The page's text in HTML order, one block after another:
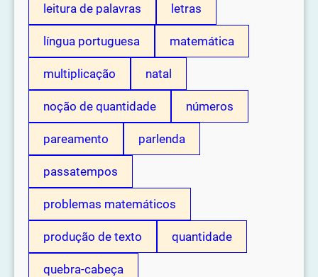
leitura de palavras letras
língua portuguesa matemática
multiplicação natal
noção de quantidade números
pareamento parlenda
passatempos
problemas matemáticos
produção de texto quantidade
quebra-cabeça